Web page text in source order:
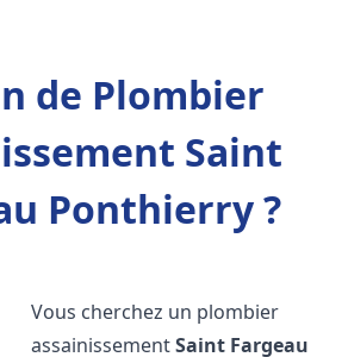
de Plombier
Saint
Ponthierry ?
Vous cherchez un plombier
assainissementSaint Fargeau